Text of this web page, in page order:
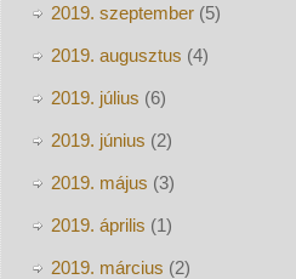
2019. szeptember(5)
2019. augusztus (4)
2019. július (6)
2019. június (2)
2019. május (3)
2019. április (1)
2019. március (2)